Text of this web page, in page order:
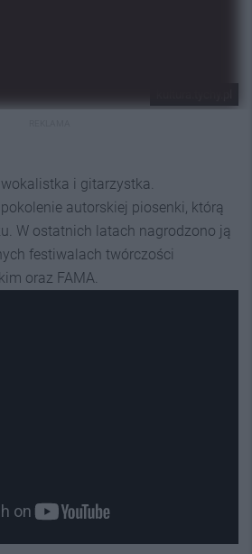
i gitarzystka.
autorskiej piosenki, którą
W ostatnich latach nagrodzono ją
festiwalach twórczości
oraz FAMA.